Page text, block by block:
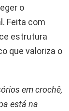
o
Feita com
estrutura
que valoriza o
em crochê,
está na